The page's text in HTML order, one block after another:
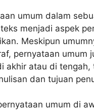
umum dalam
menjadi aspek
Meskipun
pernyataan umum
akhir atau di tengah,
dan tujuan
umum di